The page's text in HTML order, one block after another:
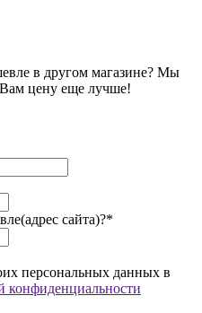
в другом магазине? Мы
цену еще лучше!
сайта)?*
персональных данных в
конфиденциальности